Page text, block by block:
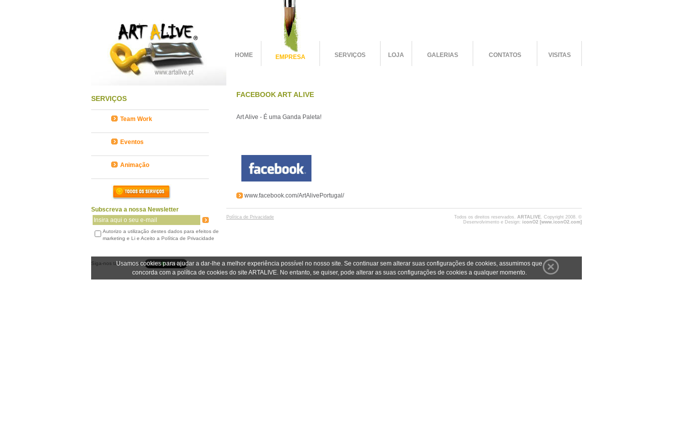
HOME EMPRESA SERVIÇOS LOJA GALERIAS CONTATOS VISITAS
SERVIÇOS
Team Work
Eventos
Animação
Subscreva a nossa Newsletter
Autorizo a utilização destes dados para efeitos de
marketing e Li e Aceito a Política de Privacidade
Siga-nos também em:
FACEBOOK ART ALIVE
Art Alive - É uma Ganda Paleta!
www.facebook.com/ArtAlivePortugal/
Política de Privacidade Todos os direitos reservados. ARTALIVE . Copyright 2008. ©
Desenvolvimento e Design: iconO2 [www.iconO2.com]
Usamos cookies para ajudar a dar-lhe a melhor experiência possível no nosso site. Se continuar sem alterar suas configurações de cookies, assumimos que
concorda com a política de cookies do site ARTALIVE. No entanto, se quiser, pode alterar as suas configurações de cookies a qualquer momento.